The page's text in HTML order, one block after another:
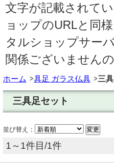
文字が記載されて
ョップのURLと同
タルショップサー
関係ございません
ホーム 具足 ガラス仏具 三
三具足セット
並び替え：
1～1件目/1件